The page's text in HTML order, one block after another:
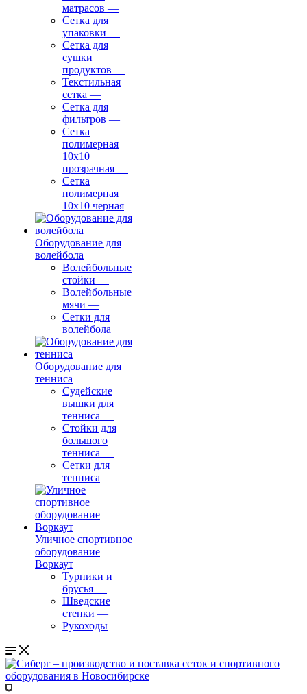
матрасов —
Сетка для
упаковки —
Сетка для
сушки
продуктов —
Текстильная
сетка —
Сетка для
фильтров —
Сетка
полимерная
10х10
прозрачная —
Сетка
полимерная
10х10 черная
Оборудование для
волейбола
Волейбольные
стойки —
Волейбольные
мячи —
Сетки для
волейбола
Оборудование для
тенниса
Судейские
вышки для
тенниса —
Стойки для
большого
тенниса —
Сетки для
тенниса
Уличное спортивное
оборудование
Воркаут
Турники и
брусья —
Шведские
стенки —
Рукоходы